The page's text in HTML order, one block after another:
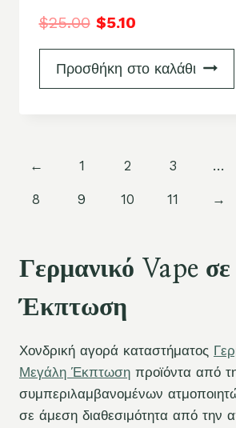
$25.00 $5.10
Προσθήκη στο καλάθι
← 1 2 3 …
8 9 10 11 →
Γερμανικό Vape
Έκπτωση
Χονδρική αγορά καταστήματος
Μεγάλη Έκπτωση προϊόντα από
συμπεριλαμβανομένων
σε άμεση διαθεσιμότητα από την